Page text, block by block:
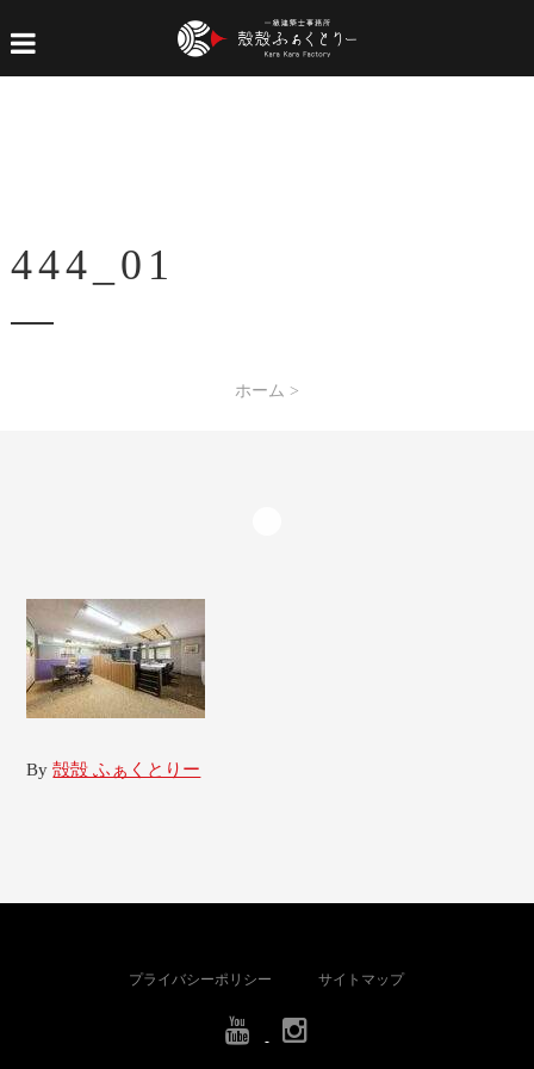
444_01
ホーム >
By殻殻 ふぁくとりー
プライバシーポリシー サイトマップ